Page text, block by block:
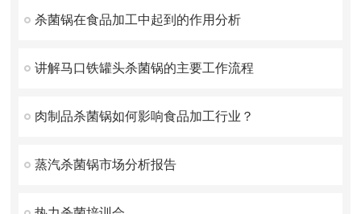
杀菌锅在食品加工中起到的作用分析
讲解马口铁罐头杀菌锅的主要工作流程
肉制品杀菌锅如何影响食品加工行业？
蒸汽杀菌锅市场分析报告